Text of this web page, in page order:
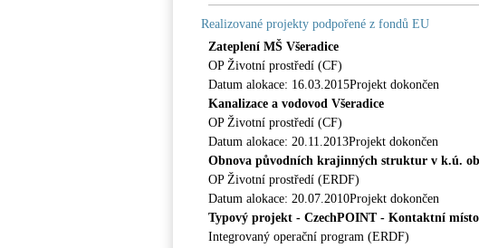
Realizované projekty podpořené z fondů EU
Zateplení MŠ Všeradice
OP Životní prostředí (CF)
Datum alokace: 16.03.2015Projekt dokončen
Kanalizace a vodovod Všeradice
OP Životní prostředí (CF)
Datum alokace: 20.11.2013Projekt dokončen
Obnova původních krajinných struktur v k.ú.
OP Životní prostředí (ERDF)
Datum alokace: 20.07.2010Projekt dokončen
Typový projekt - CzechPOINT - Kontaktní
Integrovaný operační program (ERDF)